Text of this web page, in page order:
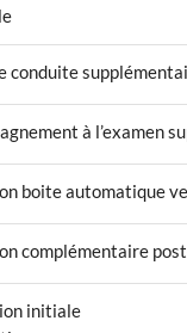
conduite
à l’examen
boite automatique
complémentaire
initiale